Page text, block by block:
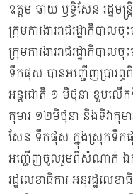
ឧត្តម ឆាយ ឫទ្ធិសែន រដ្ឋ
ក្រុមការងាររាជរដ្ឋាភិបាល
ក្រុមការងាររាជរដ្ឋាភិប
ទឹកផុស បានអញ្ជើញប្រារព្
អន្តរជាតិ ១ មិថុនា ខួបល
កុមារ ១២មិថុនា និងទិវាកុ
សែន ទឹកផុស ក្នុងស្រុកទឹកផុ
អញ្ជើញចូលរួមពីសំណាក់ ឯកឧ
រដ្ឋលេខាធិការ អនុរដ្ឋលេខ